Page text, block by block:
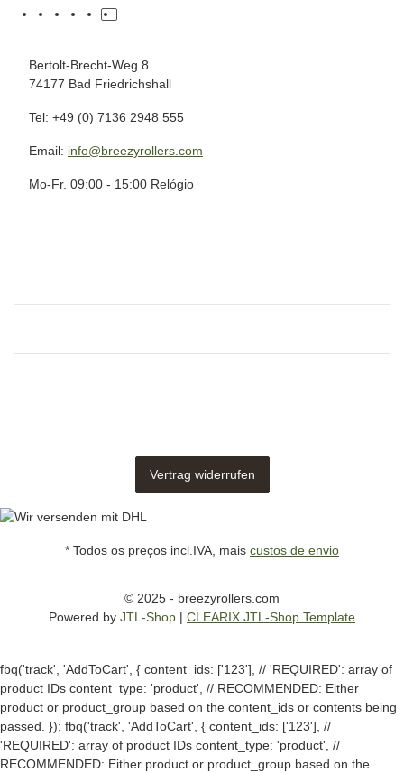
Bertolt-Brecht-Weg 8
74177 Bad Friedrichshall
Tel: +49 (0) 7136 2948 555
Email: info@breezyrollers.com
Mo-Fr. 09:00 - 15:00 Relógio
Vertrag widerrufen
* Todos os preços incl.IVA, mais custos de envio
© 2025 - breezyrollers.com
Powered by JTL-Shop | CLEARIX JTL-Shop Template
fbq('track', 'AddToCart', { content_ids: ['123'], // 'REQUIRED': array of
product IDs content_type: 'product', // RECOMMENDED: Either
product or product_group based on the content_ids or contents being
passed. }); fbq('track', 'AddToCart', { content_ids: ['123'], //
'REQUIRED': array of product IDs content_type: 'product', //
RECOMMENDED: Either product or product_group based on the